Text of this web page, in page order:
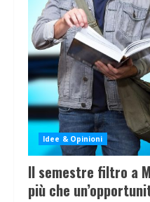
Idee & Opinioni
Il semestre filtro a
più che